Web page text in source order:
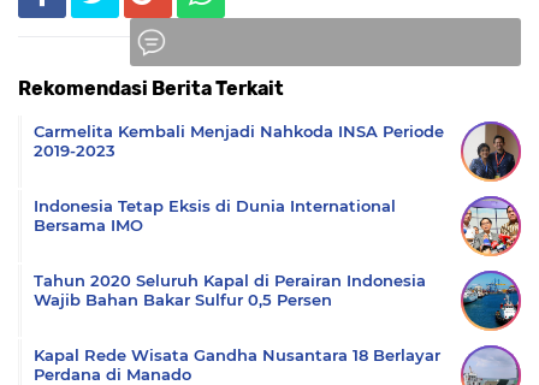
Rekomendasi Berita Terkait
Carmelita Kembali Menjadi Nahkoda INSA Periode
2019-2023
Indonesia Tetap Eksis di Dunia International
Bersama IMO
Tahun 2020 Seluruh Kapal di Perairan Indonesia
Wajib Bahan Bakar Sulfur 0,5 Persen
Kapal Rede Wisata Gandha Nusantara 18 Berlayar
Perdana di Manado